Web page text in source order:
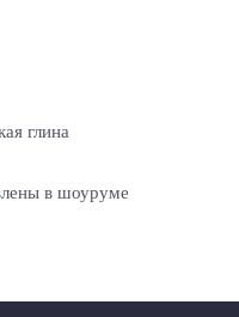
глина
в шоуруме